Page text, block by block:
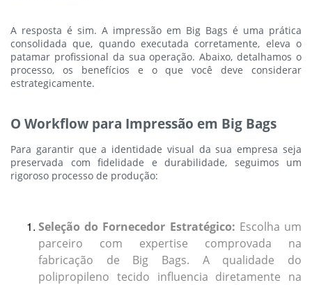
A resposta é sim. A impressão em Big Bags é uma prática
consolidada que, quando executada corretamente, eleva o
patamar profissional da sua operação. Abaixo, detalhamos o
processo, os benefícios e o que você deve considerar
estrategicamente.
O Workflow para Impressão em Big Bags
Para garantir que a identidade visual da sua empresa seja
preservada com fidelidade e durabilidade, seguimos um
rigoroso processo de produção:
Seleção do Fornecedor Estratégico: Escolha um
parceiro com expertise comprovada na
fabricação de Big Bags. A qualidade do
polipropileno tecido influencia diretamente na